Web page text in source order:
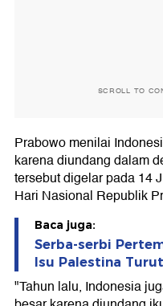
SCROLL TO
Prabowo menilai
karena diundang dalam
tersebut digelar pada 14
Hari Nasional Republik
Baca juga:
Serba-serbi
Isu Palestina
"Tahun lalu, Indonesia